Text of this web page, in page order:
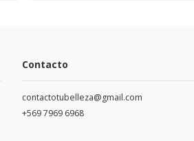
Contacto
contactotubelleza@gmail.com
+569 7969 6968